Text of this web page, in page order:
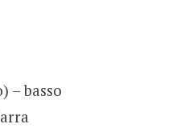
– basso